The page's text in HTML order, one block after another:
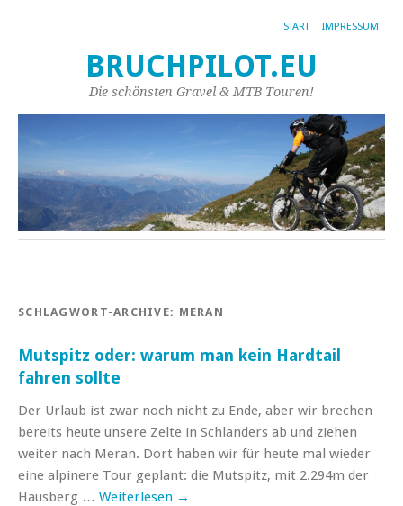
START IMPRESSUM
BRUCHPILOT.EU
Die schönsten Gravel & MTB Touren!
SCHLAGWORT-ARCHIVE: MERAN
Mutspitz oder: warum man kein Hardtail
fahren sollte
Der Urlaub ist zwar noch nicht zu Ende, aber wir brechen
bereits heute unsere Zelte in Schlanders ab und ziehen
weiter nach Meran. Dort haben wir für heute mal wieder
eine alpinere Tour geplant: die Mutspitz, mit 2.294m der
Hausberg … Weiterlesen →